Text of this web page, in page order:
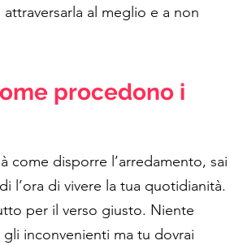
al meglio e a non
procedono i
come disporre l’arredamento, sai
l’ora di vivere la tua quotidianità.
per il verso giusto. Niente
inconvenienti ma tu dovrai